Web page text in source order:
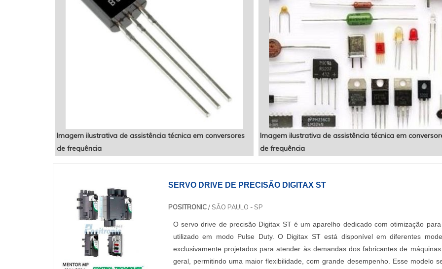
Imagem ilustrativa de assistência técnica em conversores
de frequência
Imagem ilustrativa de assistência técnica em
de frequência
SERVO DRIVE DE PRECISÃO DIGITAX ST
POSITRONIC/ SÃO PAULO - SP
O servo drive de precisão Digitax ST é um aparelho dedicado com otimização
utilizado em modo Pulse Duty. O Digitax ST está disponível em diferentes
exclusivamente projetados para atender às demandas dos fabricantes de
geral, permitindo uma maior flexibilidade, com grande desempenho. Esse modelo